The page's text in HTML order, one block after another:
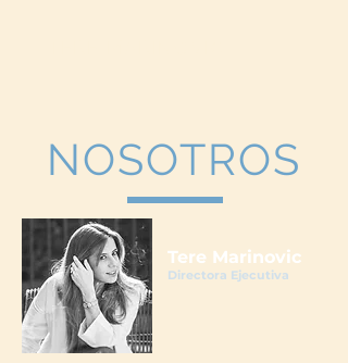
NOSOTROS
Tere Marinovic
Directora Ejecutiva